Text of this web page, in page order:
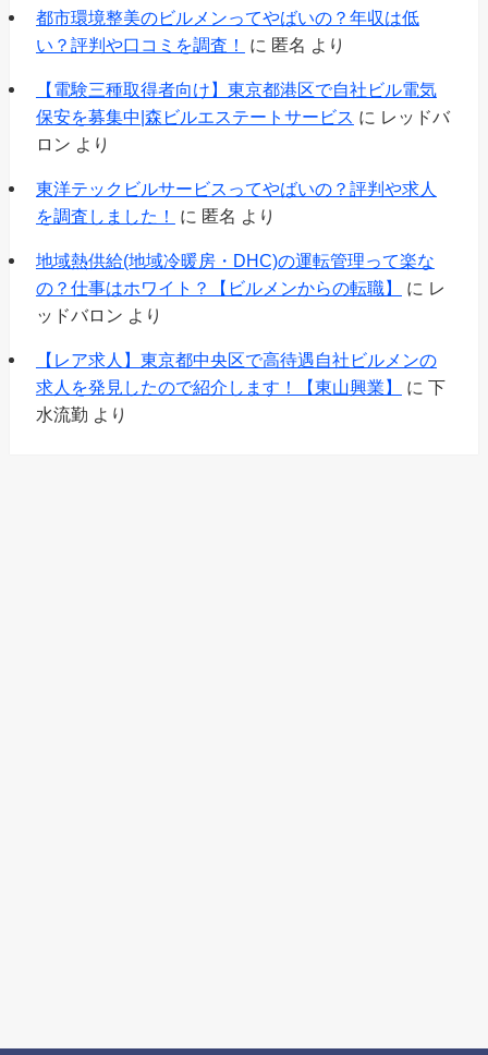
都市環境整美のビルメンってやばいの？年収は低
い？評判や口コミを調査！
に 匿名 より
【電験三種取得者向け】東京都港区で自社ビル電気
保安を募集中|森ビルエステートサービス に レッドバ
ロン より
東洋テックビルサービスってやばいの？評判や求人
を調査しました！
に 匿名 より
地域熱供給(地域冷暖房・DHC)の運転管理って楽な
の？仕事はホワイト？【ビルメンからの転職】
に レ
ッドバロン より
【レア求人】東京都中央区で高待遇自社ビルメンの
求人を発見したので紹介します！【東山興業】
に 下
水流勤 より